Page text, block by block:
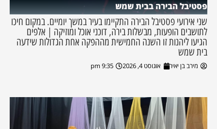
פסטיבל הבירה בבית שמש
שני אירועי פסטיבל הבירה התקיימו בעיר במשך יומיים. במקום חיכו
לתושבים הופעות, מבשלות בירה, דוכני אוכל ומוזיקה | אלפים
הגיעו ליהנות זו השנה החמישית מההפקה אחת הגדולות שידעה
בית שמש
מירב בן יאיר אוגוסט 4, 2026 9:35 pm